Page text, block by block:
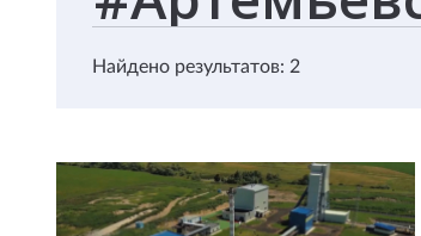
Найдено результатов: 2